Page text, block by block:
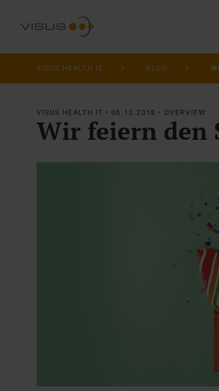
VISUS HEALTH IT BLOG
VISUS HEALTH IT • 06.12.2018 • OVERVIEW
Wir feiern den